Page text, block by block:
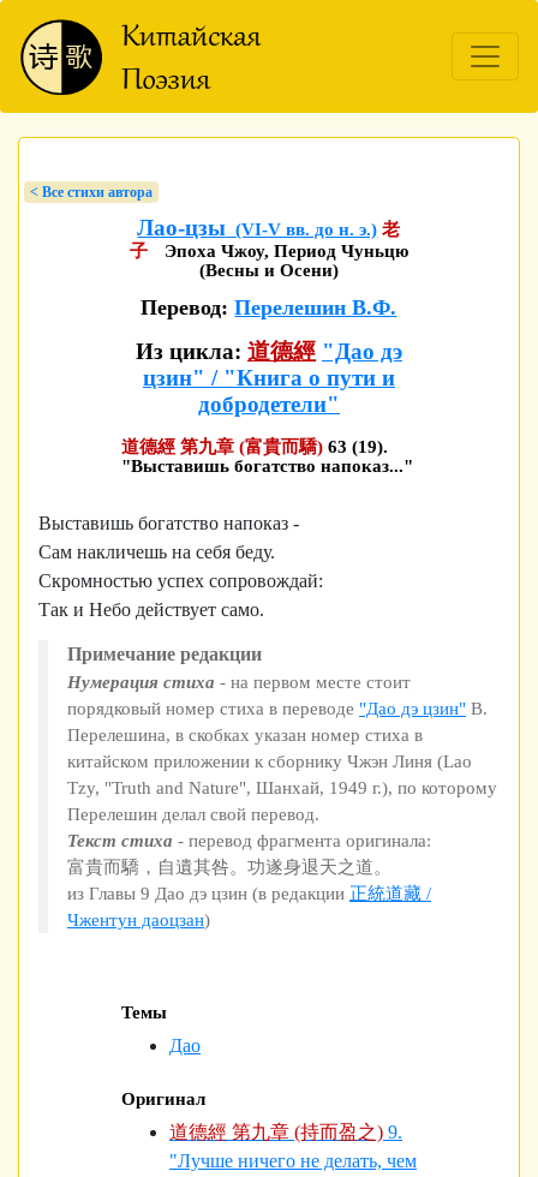
< Bсе стихи автора
Лао-цзы (VI-V вв. до н. э.) 老
子
Эпоха Чжоу, Период Чуньцю
(Весны и Осени)
Перевод:Перелешин В.Ф.
Из цикла: 道德經 "Дао дэ
цзин" / "Книга о пути и
добродетели"
道德經 第九章 (富貴而驕) 63 (19).
"Выставишь богатство напоказ..."
Выставишь богатство напоказ -
Сам накличешь на себя беду.
Скромностью успех сопровождай:
Так и Небо действует само.
Примечание редакции
Нумерация стиха - на первом месте стоит
порядковый номер стиха в переводе "Дао дэ цзин" В.
Перелешина, в скобках указан номер стиха в
китайском приложении к сборнику Чжэн Линя (Lao
Tzy, "Truth and Nature", Шанхай, 1949 г.), по которому
Перелешин делал свой перевод.
Текст стиха - перевод фрагмента оригинала:
富貴而驕，自遺其咎。功遂身退天之道。
из Главы 9 Дао дэ цзин (в редакции 正統道藏 /
Чжентун даоцзан)
Темы
Дао
Оригинал
道德經 第九章 (持而盈之) 9.
"Лучше ничего не делать, чем